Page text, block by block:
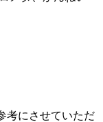
考にさせていただ